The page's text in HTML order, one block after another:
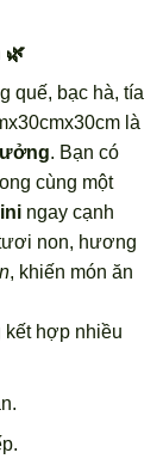
🌿
quế, bạc hà, tía
là
. Bạn có
cùng một
ngay cạnh
non, hương
, khiến món ăn
kết hợp nhiều